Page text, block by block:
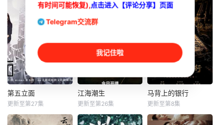
第五立面
鲁佳妮
第五立面
更新至第27集
江海潮生
海一天
江海潮生
更新至第26集
马背上的银行
郑卫莉
马背上的银行
更新至第8集
有时间可能恢复),点击进入【评论分享】页面
Telegram交流群
我记住啦